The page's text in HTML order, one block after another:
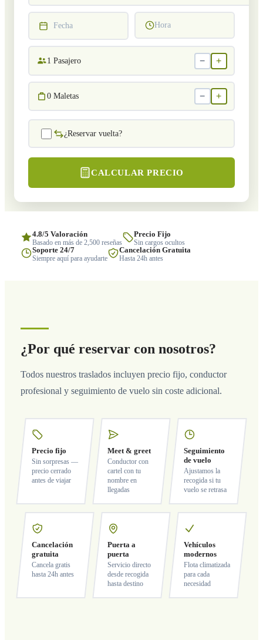
Fecha Hora
1 Pasajero − +
0 Maletas − +
¿Reservar vuelta?
CALCULAR PRECIO
4.8/5 Valoración
Basado en más de 2,500 reseñas
Precio Fijo
Sin cargos ocultos
Soporte 24/7
Siempre aquí para ayudarte
Cancelación Gratuita
Hasta 24h antes
¿Por qué reservar con nosotros?
Todos nuestros traslados incluyen precio fijo, conductor
profesional y seguimiento de vuelo sin coste adicional.
Precio fijo
Sin sorpresas —
precio cerrado
antes de viajar
Meet & greet
Conductor con
cartel con tu
nombre en
llegadas
Seguimiento
de vuelo
Ajustamos la
recogida si tu
vuelo se retrasa
Cancelación
gratuita
Cancela gratis
hasta 24h antes
Puerta a
puerta
Servicio directo
desde recogida
hasta destino
Vehículos
modernos
Flota climatizada
para cada
necesidad